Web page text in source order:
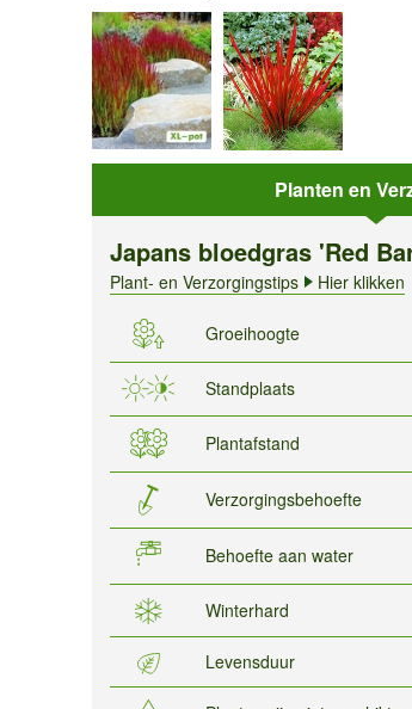
Planten en
Japans bloedgras 'Red
Plant- en Verzorgingstips Hier klikken
Groeihoogte
Standplaats
Plantafstand
Verzorgingsbehoefte
Behoefte aan water
Winterhard
Levensduur